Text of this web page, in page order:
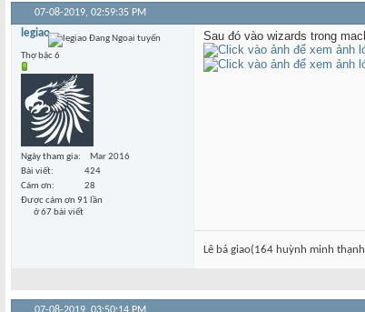
07-08-2019, 02:59:35 PM
legiao
Thợ bậc 6
Ngày tham gia
Mar 2016
Bài viết
424
Cám ơn
28
Được cám ơn 91 lần
ở 67 bài viết
Sau đó vào wizards trong
Lê bá giao(164 huỳnh minh